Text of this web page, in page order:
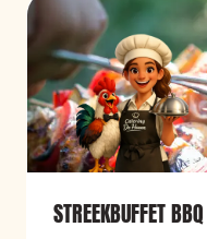
STREEKBUFFET BBQ